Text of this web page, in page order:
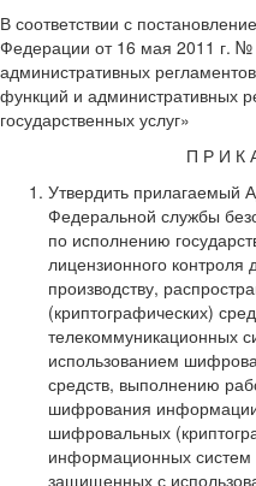
В соответствии с
Федерации от 16 мая 2011 г. №
административных
функций и административных
государственных услуг»
П Р И К
Утвердить прилагаемый
Федеральной службы
по исполнению
лицензионного контроля
производству,
(криптографических)
телекоммуникационных
использованием
средств, выполнению
шифрования
шифровальных
информационных систем
защищенных с